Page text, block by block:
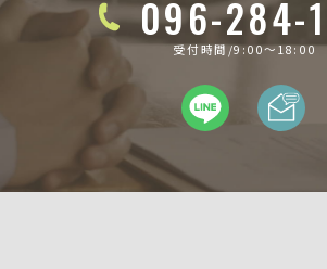
096-284-
受付時間/9:00〜18:00